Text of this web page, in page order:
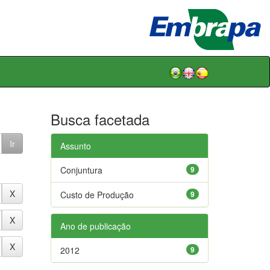
Busca facetada
Assunto
9
Conjuntura
9
Custo de Produção
Ano de publicação
9
2012